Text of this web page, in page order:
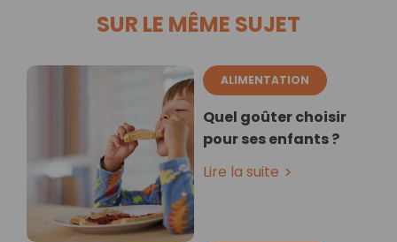
SUR LE MÊME SUJET
ALIMENTATION
Quel goûter choisir
pour ses enfants ?
Lire la suite